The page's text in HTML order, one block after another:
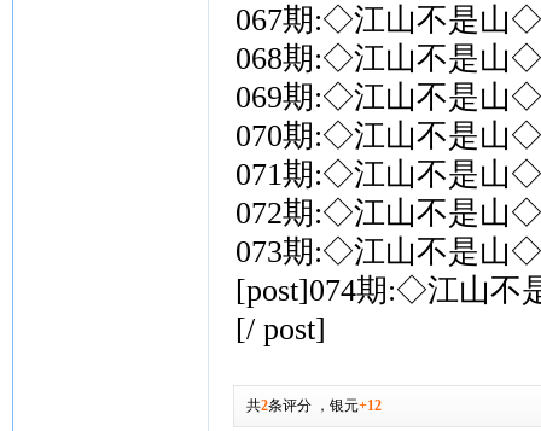
067期:◇江山不是山
068期:◇江山不是山
069期:◇江山不是山
070期:◇江山不是山
071期:◇江山不是山
072期:◇江山不是山
073期:◇江山不是山
[post]074期:◇江山不
[/ post]
共2条评分， 银元+12